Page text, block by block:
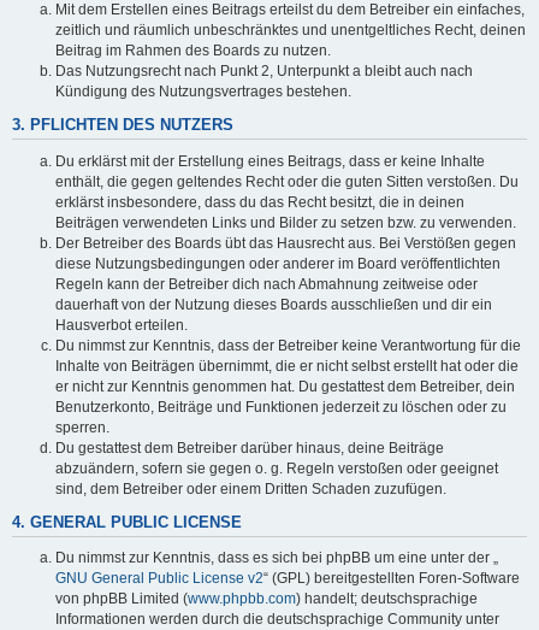
Mit dem Erstellen eines Beitrags erteilst du dem Betreiber ein einfaches,
zeitlich und räumlich unbeschränktes und unentgeltliches Recht, deinen
Beitrag im Rahmen des Boards zu nutzen.
Das Nutzungsrecht nach Punkt 2, Unterpunkt a bleibt auch nach
Kündigung des Nutzungsvertrages bestehen.
3. PFLICHTEN DES NUTZERS
Du erklärst mit der Erstellung eines Beitrags, dass er keine Inhalte
enthält, die gegen geltendes Recht oder die guten Sitten verstoßen. Du
erklärst insbesondere, dass du das Recht besitzt, die in deinen
Beiträgen verwendeten Links und Bilder zu setzen bzw. zu verwenden.
Der Betreiber des Boards übt das Hausrecht aus. Bei Verstößen gegen
diese Nutzungsbedingungen oder anderer im Board veröffentlichten
Regeln kann der Betreiber dich nach Abmahnung zeitweise oder
dauerhaft von der Nutzung dieses Boards ausschließen und dir ein
Hausverbot erteilen.
Du nimmst zur Kenntnis, dass der Betreiber keine Verantwortung für die
Inhalte von Beiträgen übernimmt, die er nicht selbst erstellt hat oder die
er nicht zur Kenntnis genommen hat. Du gestattest dem Betreiber, dein
Benutzerkonto, Beiträge und Funktionen jederzeit zu löschen oder zu
sperren.
Du gestattest dem Betreiber darüber hinaus, deine Beiträge
abzuändern, sofern sie gegen o. g. Regeln verstoßen oder geeignet
sind, dem Betreiber oder einem Dritten Schaden zuzufügen.
4. GENERAL PUBLIC LICENSE
Du nimmst zur Kenntnis, dass es sich bei phpBB um eine unter der „
GNU General Public License v2“ (GPL) bereitgestellten Foren-Software
von phpBB Limited (www.phpbb.com) handelt; deutschsprachige
Informationen werden durch die deutschsprachige Community unter